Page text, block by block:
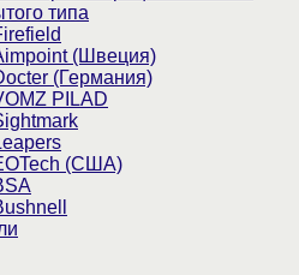
типа
(Швеция)
(Германия)
PILAD
(США)